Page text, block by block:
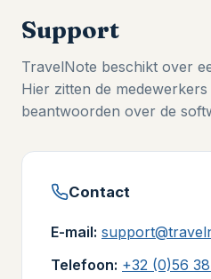
Support
TravelNote beschikt over
Hier zitten de
beantwoorden over de
Contact
E-mail:
Telefoon: +32 (0)56